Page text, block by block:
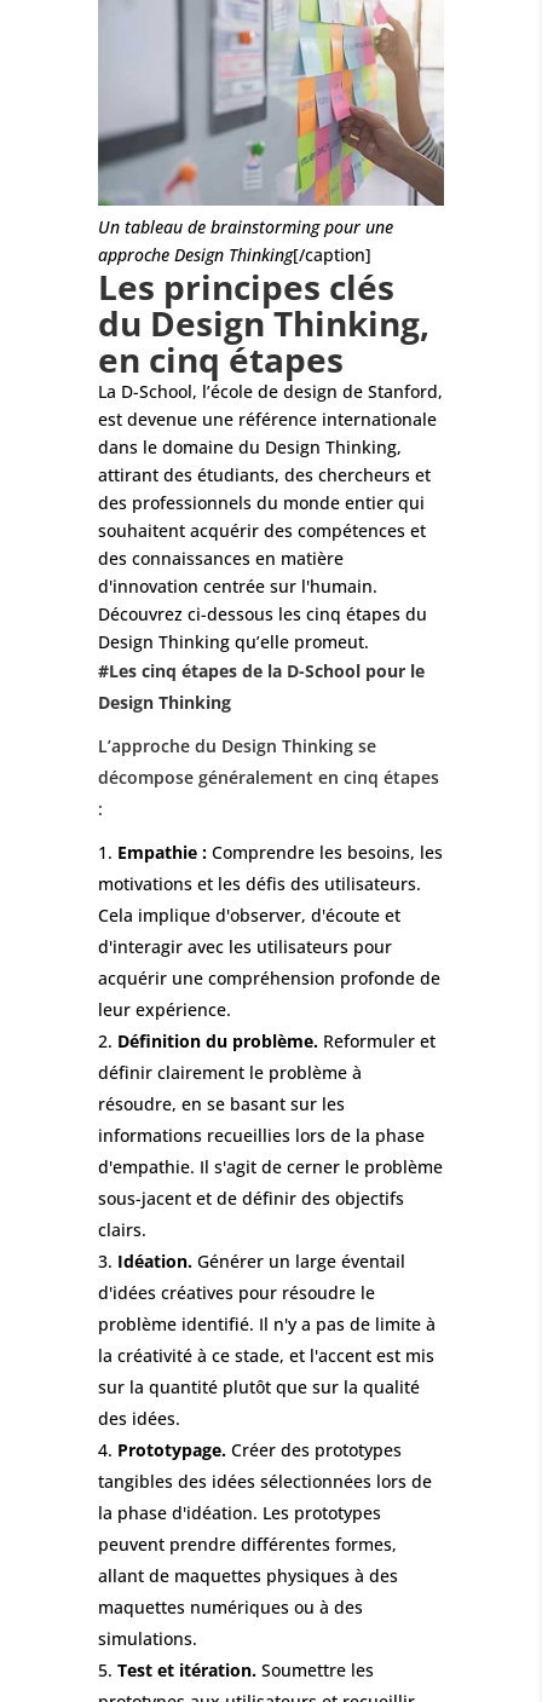
Un tableau de brainstorming pour une
approche Design Thinking[/caption]
Les principes clés
du Design Thinking,
en cinq étapes
La D-School, l’école de design de Stanford,
est devenue une référence internationale
dans le domaine du Design Thinking,
attirant des étudiants, des chercheurs et
des professionnels du monde entier qui
souhaitent acquérir des compétences et
des connaissances en matière
d'innovation centrée sur l'humain.
Découvrez ci-dessous les cinq étapes du
Design Thinking qu’elle promeut.
#Les cinq étapes de la D-School pour le
Design Thinking
L’approche du Design Thinking se
décompose généralement en cinq étapes
:
Empathie :Comprendre les besoins, les
motivations et les défis des utilisateurs.
Cela implique d'observer, d'écoute et
d'interagir avec les utilisateurs pour
acquérir une compréhension profonde de
leur expérience.
Définition du problème.Reformuler et
définir clairement le problème à
résoudre, en se basant sur les
informations recueillies lors de la phase
d'empathie. Il s'agit de cerner le problème
sous-jacent et de définir des objectifs
clairs.
Idéation.Générer un large éventail
d'idées créatives pour résoudre le
problème identifié. Il n'y a pas de limite à
la créativité à ce stade, et l'accent est mis
sur la quantité plutôt que sur la qualité
des idées.
Prototypage.Créer des prototypes
tangibles des idées sélectionnées lors de
la phase d'idéation. Les prototypes
peuvent prendre différentes formes,
allant de maquettes physiques à des
maquettes numériques ou à des
simulations.
Test et itération.Soumettre les